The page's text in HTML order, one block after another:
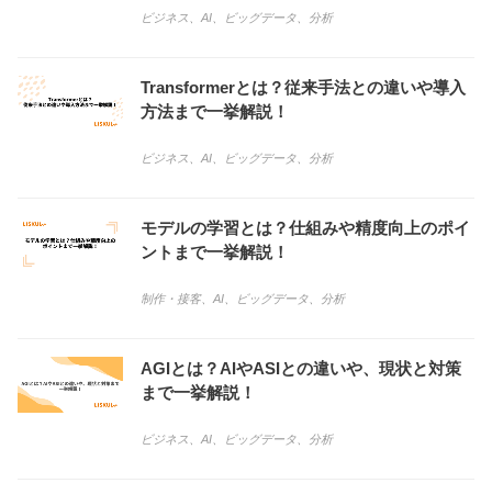
ビジネス AI ビッグデータ 分析
Transformerとは？従来手法との違いや導入
方法まで一挙解説！
ビジネス AI ビッグデータ 分析
モデルの学習とは？仕組みや精度向上のポイ
ントまで一挙解説！
制作・接客、 AI ビッグデータ 分析
AGIとは？AIやASIとの違いや、現状と対策
まで一挙解説！
ビジネス AI ビッグデータ 分析